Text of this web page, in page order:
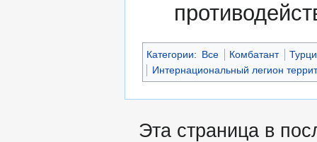
Категории: Все Комбатант
Интернациональный легион
Эта страница в